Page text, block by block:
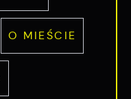
O MIEŚCIE